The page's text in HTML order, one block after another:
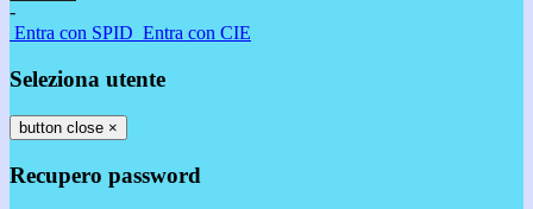
-
Entra con SPID Entra con CIE
Seleziona utente
button close ×
Recupero password